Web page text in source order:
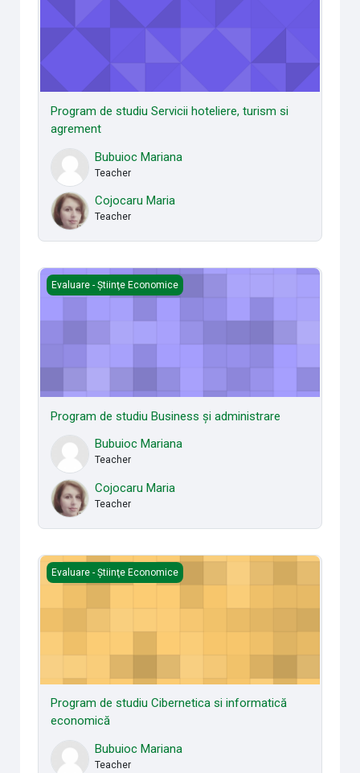
Program de studiu Servicii hoteliere, turism si
agrement
Bubuioc Mariana
Teacher
Cojocaru Maria
Teacher
Program de studiu Business şi administrare
Evaluare - Știinţe Economice
Program de studiu Business şi administrare
Bubuioc Mariana
Teacher
Cojocaru Maria
Teacher
Program de studiu Cibernetica si informatică economică
Evaluare - Știinţe Economice
Program de studiu Cibernetica si informatică
economică
Bubuioc Mariana
Teacher